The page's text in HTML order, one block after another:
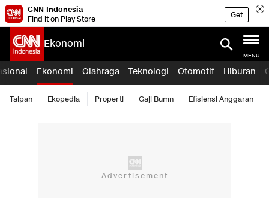
CNN Indonesia
Find it on Play Store
Get
Ekonomi
MENU
Ekonomi Olahraga Teknologi Otomotif Hiburan
Taipan Ekopedia Properti Gaji Bumn Efisiensi Anggaran